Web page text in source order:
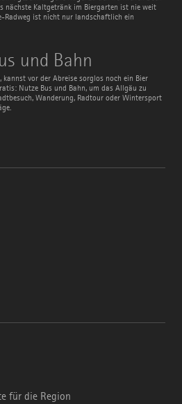
nächste Kaltgetränk im Biergarten ist nie weit
Radweg ist nicht nur landschaftlich ein
und Bahn
kannst vor der Abreise sorglos noch ein Bier
Nutze Bus und Bahn, um das Allgäu zu
Wanderung, Radtour oder Wintersport
für die Region